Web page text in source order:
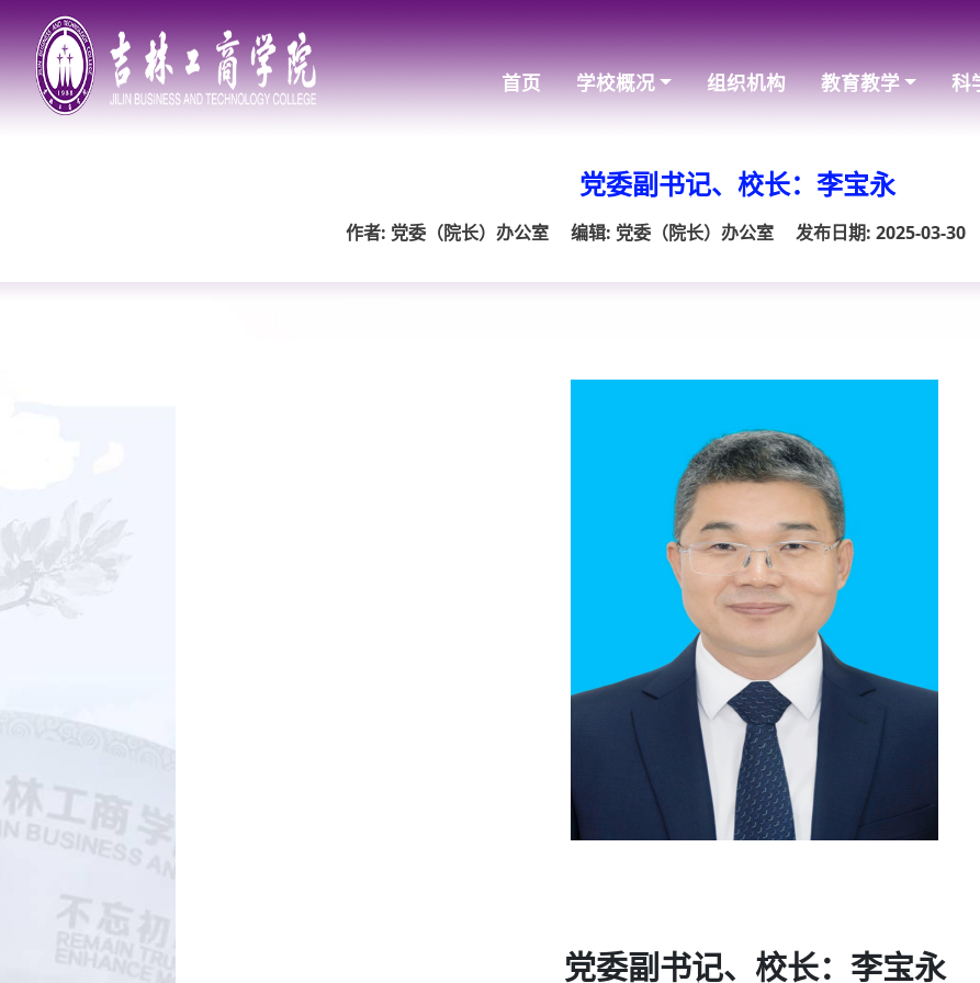
首页 学校概况 组织机构 教育教学 科
党委副书记、校长：李宝永
作者: 党委（院长）办公室 编辑: 党委（院长）办公室 发布日期: 2025-03-30
党委副书记、校长： 李宝永